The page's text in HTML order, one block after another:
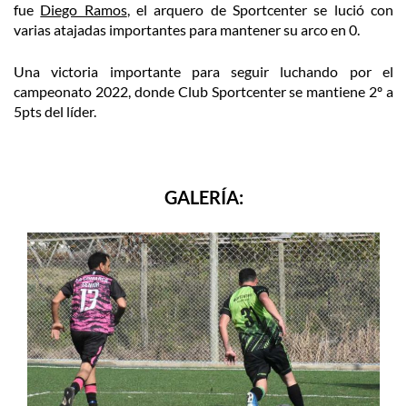
fue Diego Ramos, el arquero de Sportcenter se lució con
varias atajadas importantes para mantener su arco en 0.
Una victoria importante para seguir luchando por el
campeonato 2022, donde Club Sportcenter se mantiene 2º a
5pts del líder.
GALERÍA: